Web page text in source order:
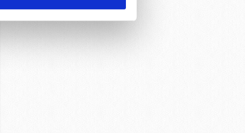
gösterilmeyecektir."
ait çerezler kullanılmaktadır. Bu
hizmetlerinin sunulması
ve sizlere yönelik
kullanılacaktır.
ilişkin detaylı bilgi için Ayarlar